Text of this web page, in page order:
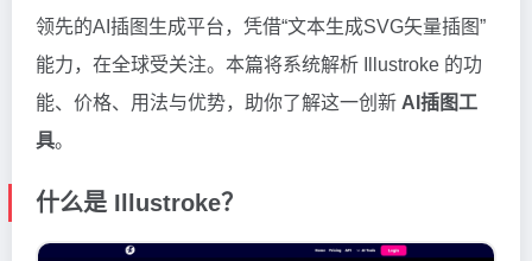
领先的AI插图生成平台，凭借“文本生成SVG矢量插图”
能力，在全球受关注。本篇将系统解析 Illustroke 的功
能、价格、用法与优势，助你了解这一创新 AI插图工
具。
什么是 Illustroke？